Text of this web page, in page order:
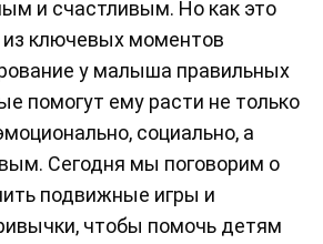
и счастливым. Но как это
ключевых моментов
у малыша правильных
помогут ему расти не только
социально, а
Сегодня мы поговорим о
подвижные игры и
чтобы помочь детям